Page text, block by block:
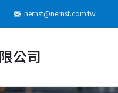
nernst@nernst.com.tw
公司